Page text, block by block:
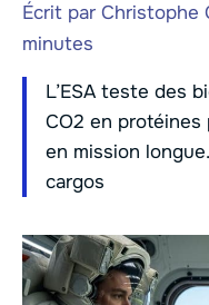
Écrit par Christophe
minutes
L’ESA teste des
CO2 en
en mission
cargos